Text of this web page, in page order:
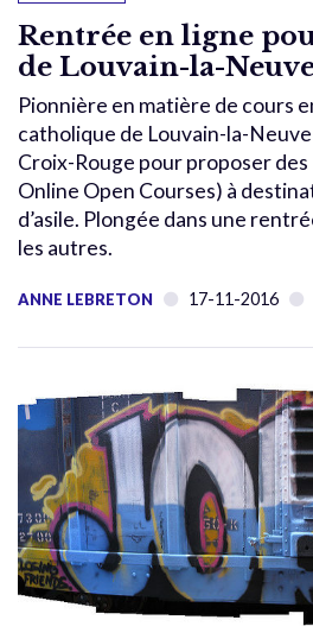
Rentrée en ligne
de Louvain-la-
Pionnière en matière de cours
catholique de Louvain-la-Neuve
Croix-Rouge pour proposer
Online Open Courses) à
d’asile. Plongée dans une
les autres.
ANNE LEBRETON 17-11-2016